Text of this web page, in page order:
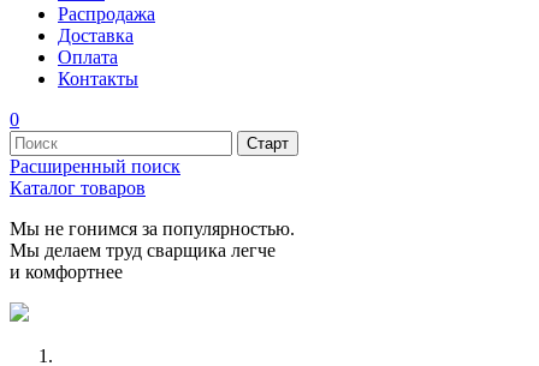
Распродажа
Доставка
Оплата
Контакты
0
Расширенный поиск
Каталог товаров
Мы не гонимся за популярностью.
Мы делаем труд сварщика легче
и комфортнее